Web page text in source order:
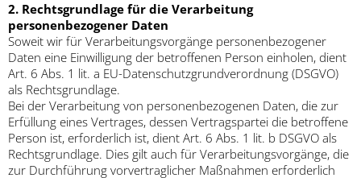
2. Rechtsgrundlage für die Verarbeitung
personenbezogener Daten
Soweit wir für Verarbeitungsvorgänge personenbezogener
Daten eine Einwilligung der betroffenen Person einholen, dient
Art. 6 Abs. 1 lit. a EU-Datenschutzgrundverordnung (DSGVO)
als Rechtsgrundlage.
Bei der Verarbeitung von personenbezogenen Daten, die zur
Erfüllung eines Vertrages, dessen Vertragspartei die betroffene
Person ist, erforderlich ist, dient Art. 6 Abs. 1 lit. b DSGVO als
Rechtsgrundlage. Dies gilt auch für Verarbeitungsvorgänge, die
zur Durchführung vorvertraglicher Maßnahmen erforderlich